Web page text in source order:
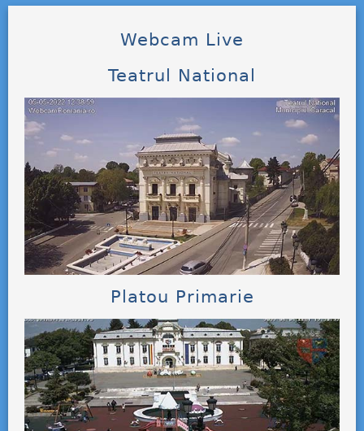
Webcam Live
Teatrul National
Platou Primarie